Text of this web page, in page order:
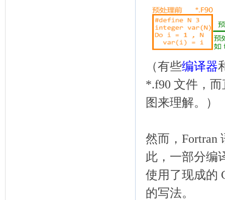
（有些编译器
*.f90 文件，
图来理解。）
然而，Fortran
此，一部分编
使用了现成的
的写法。